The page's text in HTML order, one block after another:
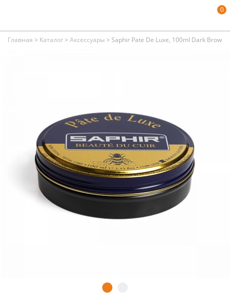
0
Главная > Каталог> Аксессуары > Saphir Pate De Luxe, 100ml Dark Brown